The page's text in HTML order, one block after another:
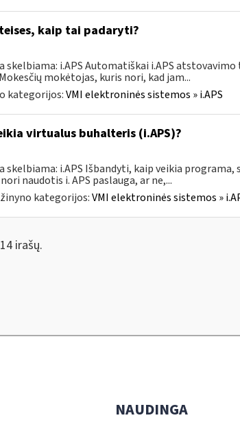
kaip tai padaryti?
skelbiama: i.APS Automatiškai i.APS
mokėtojas, kuris nori, kad jam...
kategorijos:VMI elektroninės sistemos » i.APS
virtualus buhalteris (i.APS)?
i.APS Išbandyti, kaip veikia programa,
naudotis i. APS paslauga, ar ne,...
kategorijos:VMI elektroninės sistemos »
irašų.
NAUDINGA